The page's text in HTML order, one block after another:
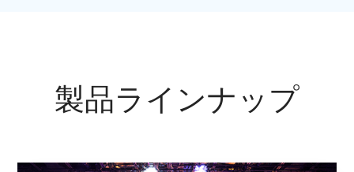
製品ラインナップ